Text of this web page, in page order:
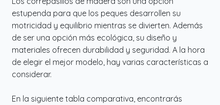
estupenda para que los peques desarrollen su
motricidad y equilibrio mientras se divierten. Además
de ser una opción más ecológica, su diseño y
materiales ofrecen durabilidad y seguridad. A la hora
de elegir el mejor modelo, hay varias características a
considerar.
En la siguiente tabla comparativa, encontrarás